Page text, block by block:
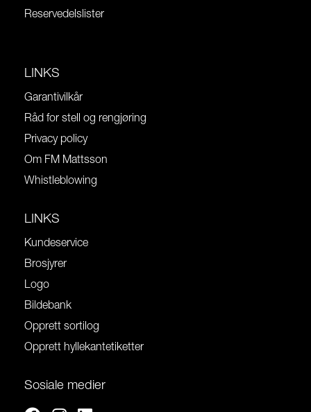
Reservedelslister
LINKS
Garantivilkår
Råd for stell og rengjøring
Privacy policy
Om FM Mattsson
Whistleblowing
LINKS
Kundeservice
Brosjyrer
Logo
Bildebank
Opprett sortilog
Opprett hyllekantetiketter
Sosiale medier